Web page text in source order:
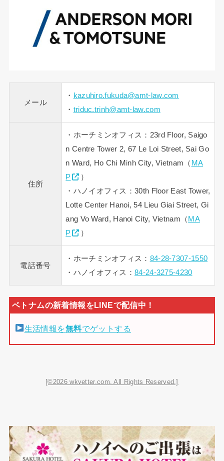
メール
・ kazuhiro.fukuda@amt-law.com
・ triduc.trinh@amt-law.com
住所
・ホーチミンオフィス：23rd Floor, Saigo
n Centre Tower 2, 67 Le Loi Street, Sai Go
n Ward, Ho Chi Minh City, Vietnam（ MA
P
）
・ハノイオフィス：30th Floor East Tower,
Lotte Center Hanoi, 54 Lieu Giai Street, Gi
ang Vo Ward, Hanoi City, Vietnam（ MA
P
）
電話番号
・ホーチミンオフィス： 84-28-7307-1550
・ハノイオフィス：84-24-3275-4230
生活情報を無料でゲットする
[©2026 wkvetter.com. All Rights Reserved.]